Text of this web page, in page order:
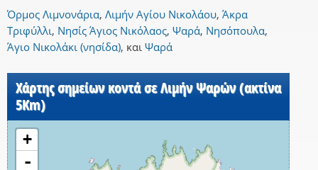
Όρμος Λιμνονάρια, Λιμήν Αγίου Νικολάου, Άκρα
Τριφύλλι, Νησίς Άγιος Νικόλαος, Ψαρά, Νησόπουλα,
Άγιο Νικολάκι (νησίδα), και Ψαρά
Χάρτης σημείων κοντά σε Λιμήν Ψαρών (ακτίνα
5Km)
+
-